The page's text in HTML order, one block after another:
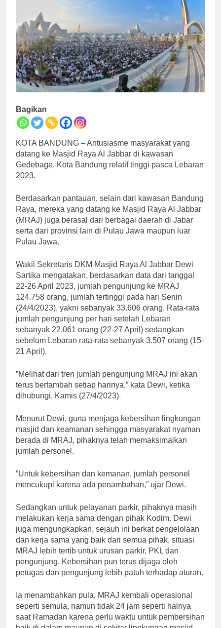
Bagikan
KOTA BANDUNG – Antusiasme masyarakat yang
datang ke Masjid Raya Al Jabbar di kawasan
Gedebage, Kota Bandung relatif tinggi pasca Lebaran
2023.
Berdasarkan pantauan, selain dari kawasan Bandung
Raya, mereka yang datang ke Masjid Raya Al Jabbar
(MRAJ) juga berasal dari berbagai daerah di Jabar
serta dari provinsi lain di Pulau Jawa maupun luar
Pulau Jawa.
Wakil Sekretaris DKM Masjid Raya Al Jabbar Dewi
Sartika mengatakan, berdasarkan data dari tanggal
22-26 April 2023, jumlah pengunjung ke MRAJ
124.758 orang, jumlah tertinggi pada hari Senin
(24/4/2023), yakni sebanyak 33.606 orang. Rata-rata
jumlah pengunjung per hari setelah Lebaran
sebanyak 22.061 orang (22-27 April) sedangkan
sebelum Lebaran rata-rata sebanyak 3.507 orang (15-
21 April).
”Melihat dari tren jumlah pengunjung MRAJ ini akan
terus bertambah setiap harinya,” kata Dewi, ketika
dihubungi, Kamis (27/4/2023).
Menurut Dewi, guna menjaga kebersihan lingkungan
masjid dan keamanan sehingga masyarakat nyaman
berada di MRAJ, pihaknya telah memaksimalkan
jumlah personel.
”Untuk kebersihan dan kemanan, jumlah personel
mencukupi karena ada penambahan,” ujar Dewi.
Sedangkan untuk pelayanan parkir, pihaknya masih
melakukan kerja sama dengan pihak Kodim. Dewi
juga mengungkapkan, sejauh ini berkat pengelolaan
dan kerja sama yang baik dari semua pihak, situasi
MRAJ lebih tertib untuk urusan parkir, PKL dan
pengunjung. Kebersihan pun terus dijaga oleh
petugas dan pengunjung lebih patuh terhadap aturan.
Ia menambahkan pula, MRAJ kembali operasional
seperti semula, namun tidak 24 jam seperti halnya
saat Ramadan karena perlu waktu untuk pembersihan